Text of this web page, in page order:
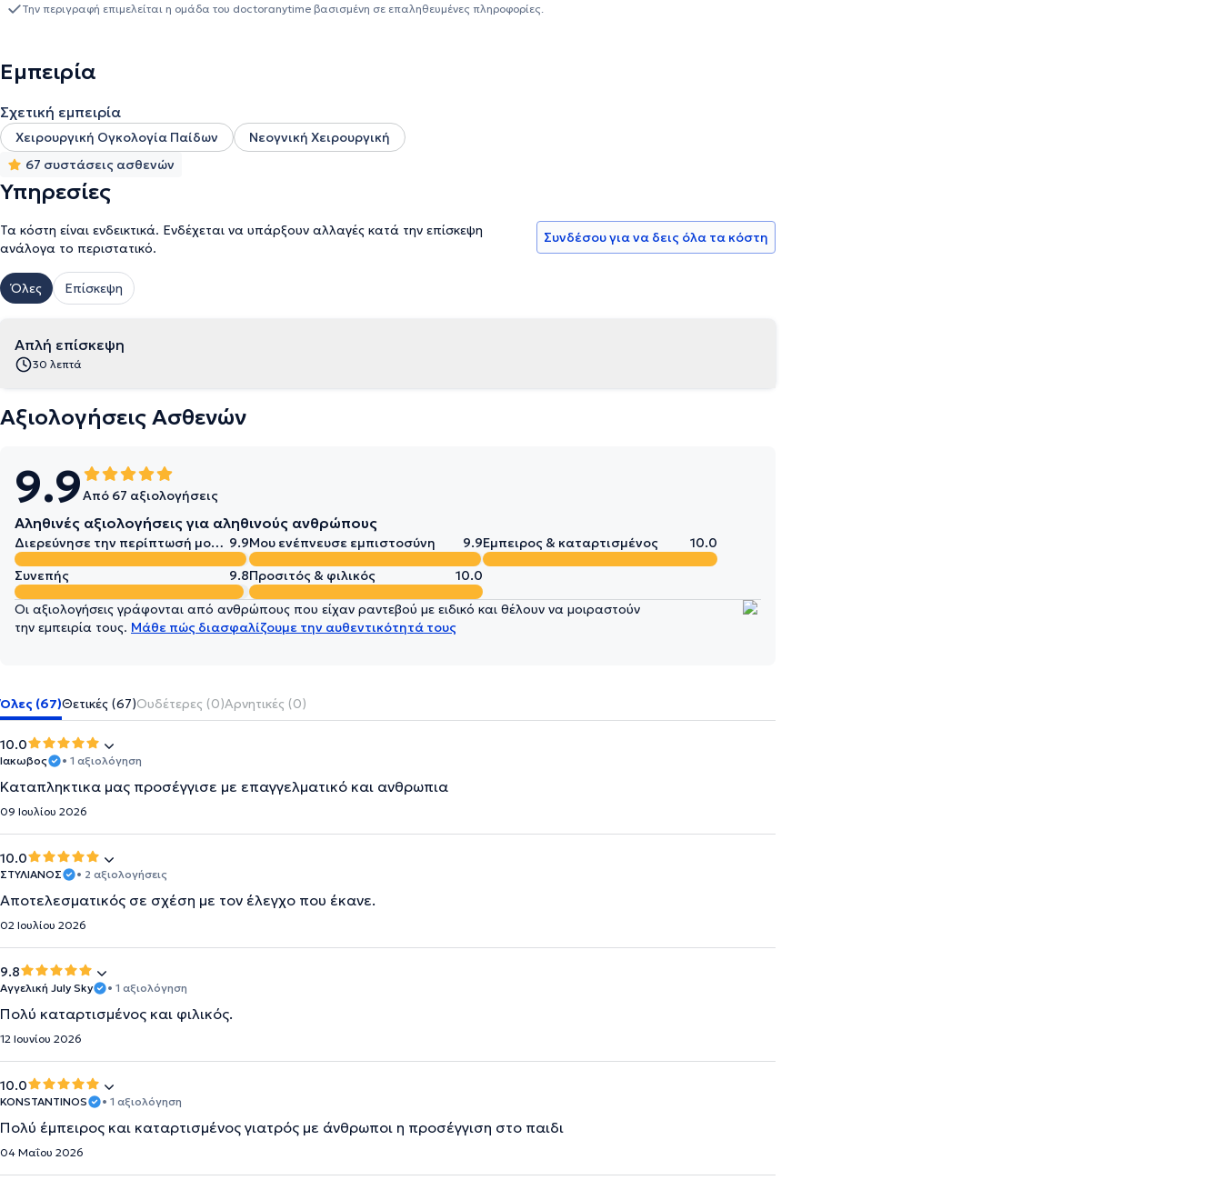
Την περιγραφή επιμελείται η ομάδα του doctoranytime βασισμένη σε επαληθευμένες πληροφορίες.
Εμπειρία
Σχετική εμπειρία
Χειρουργική Ογκολογία Παίδων
Νεογνική Χειρουργική
67 συστάσεις ασθενών
Υπηρεσίες
Τα κόστη είναι ενδεικτικά. Ενδέχεται να υπάρξουν αλλαγές κατά την επίσκεψη
ανάλογα το περιστατικό.
Συνδέσου για να δεις όλα τα κόστη
Όλες Επίσκεψη
Απλή επίσκεψη
30 λεπτά
Αξιολογήσεις Ασθενών
9.9Από 67 αξιολογήσεις
Αληθινές αξιολογήσεις για αληθινούς ανθρώπους
Διερεύνησε την περίπτωσή μου σε βάθος 9.9Μου ενέπνευσε εμπιστοσύνη 9.9Έμπειρος & καταρτισμένος
10.0
Συνεπής
9.8Προσιτός & φιλικός 10.0
Οι αξιολογήσεις γράφονται από ανθρώπους που είχαν ραντεβού με ειδικό και θέλουν να μοιραστούν
την εμπειρία τους. Μάθε πώς διασφαλίζουμε την αυθεντικότητά τους
Όλες (67)Θετικές (67)Ουδέτερες (0)Αρνητικές (0)
10.0
Ιακωβος • 1 αξιολόγηση
Καταπληκτικα μας προσέγγισε με επαγγελματικό και ανθρωπια
09 Ιουλίου 2026
10.0
ΣΤΥΛΙΑΝΟΣ • 2 αξιολογήσεις
Αποτελεσματικός σε σχέση με τον έλεγχο που έκανε.
02 Ιουλίου 2026
9.8
Αγγελική July Sky • 1 αξιολόγηση
Πολύ καταρτισμένος και φιλικός.
12 Ιουνίου 2026
10.0
KONSTANTINOS • 1 αξιολόγηση
Πολύ έμπειρος και καταρτισμένος γιατρός με άνθρωποι η προσέγγιση στο παιδι
04 Μαΐου 2026